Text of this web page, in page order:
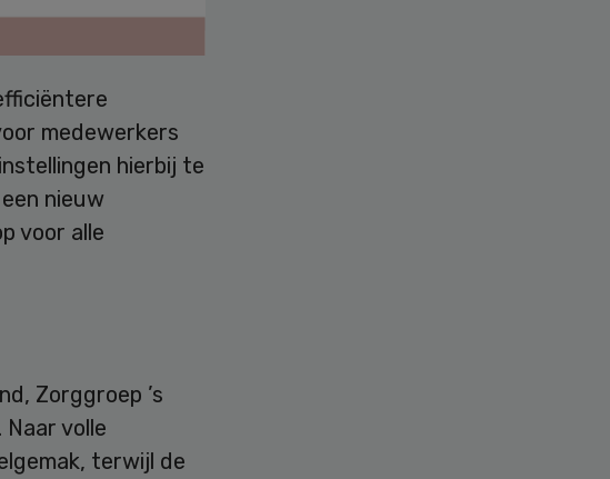
medewerkers
hierbij te
nieuw
voor alle
Zorggroep ’s
Naar volle
terwijl de